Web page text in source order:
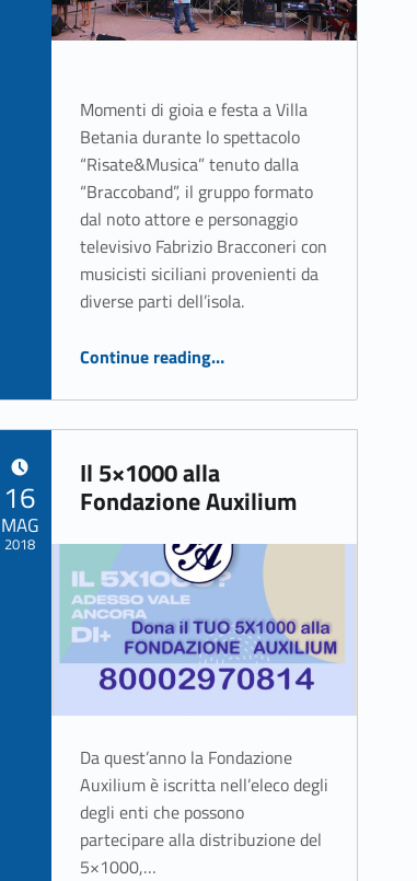
Momenti di gioia e festa a Villa
Betania durante lo spettacolo
“Risate&Musica” tenuto dalla
“Braccoband”, il gruppo formato
dal noto attore e personaggio
televisivo Fabrizio Bracconeri con
musicisti siciliani provenienti da
diverse parti dell’isola.
Continue reading“Risate&Musica a Villa Betania con Fabrizio Bracconeri”
…
Il 5×1000 alla
Fondazione Auxilium
Da quest’anno la Fondazione
Auxilium è iscritta nell’eleco degli
degli enti che possono
partecipare alla distribuzione del
5×1000,…
16
MAG
2018